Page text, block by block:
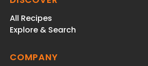
All Recipes
Explore & Search
COMPANY